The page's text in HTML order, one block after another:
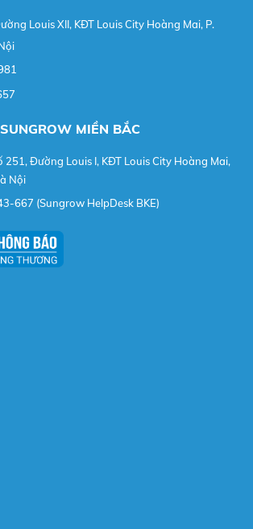
Louis XII, KĐT Louis City Hoàng Mai, P.
MIỀN BẮC
251, Đường Louis I, KĐT Louis City Hoàng Mai,
Nội
667 (Sungrow HelpDesk BKE)